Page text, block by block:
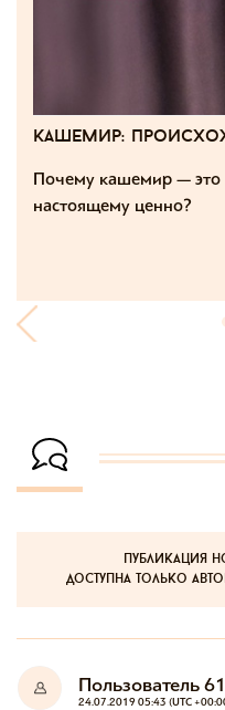
кашемир:
Почему кашемир — это
настоящему ценно?
публикация
доступна только
Пользователь
24.07.2019 05:43 (UTC